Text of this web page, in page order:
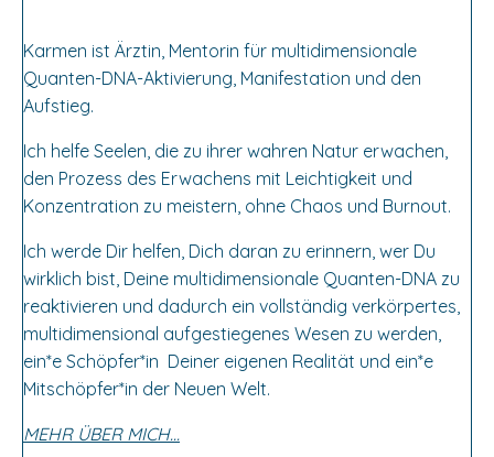
Karmen ist Ärztin, Mentorin für multidimensionale
Quanten-DNA-Aktivierung, Manifestation und den
Aufstieg.
Ich helfe Seelen, die zu ihrer wahren Natur erwachen,
den Prozess des Erwachens mit Leichtigkeit und
Konzentration zu meistern, ohne Chaos und Burnout.
Ich werde Dir helfen, Dich daran zu erinnern, wer Du
wirklich bist, Deine multidimensionale Quanten-DNA zu
reaktivieren und dadurch ein vollständig verkörpertes,
multidimensional aufgestiegenes Wesen zu werden,
ein*e Schöpfer*in Deiner eigenen Realität und ein*e
Mitschöpfer*in der Neuen Welt.
MEHR ÜBER MICH...